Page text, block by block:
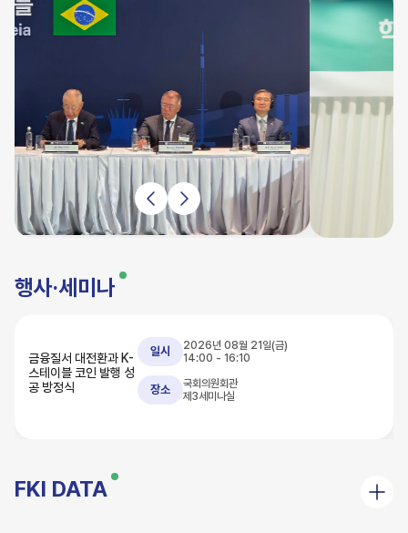
행사·세미나
금융질서 대전환과 K-
스테이블 코인 발행 성
공 방정식
일시
2026년 08월 21일(금)
14:00 - 16:10
장소
국회의원회관
제3세미나실
FKI DATA